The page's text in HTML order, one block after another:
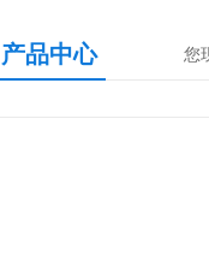
产品中心 您